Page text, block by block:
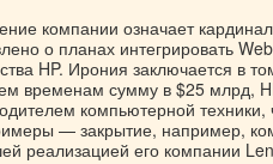
компании означает
о планах интегрировать
HP. Ирония заключается в
временам сумму в $25 млрд,
компьютерной
— закрытие, например,
реализацией его компании